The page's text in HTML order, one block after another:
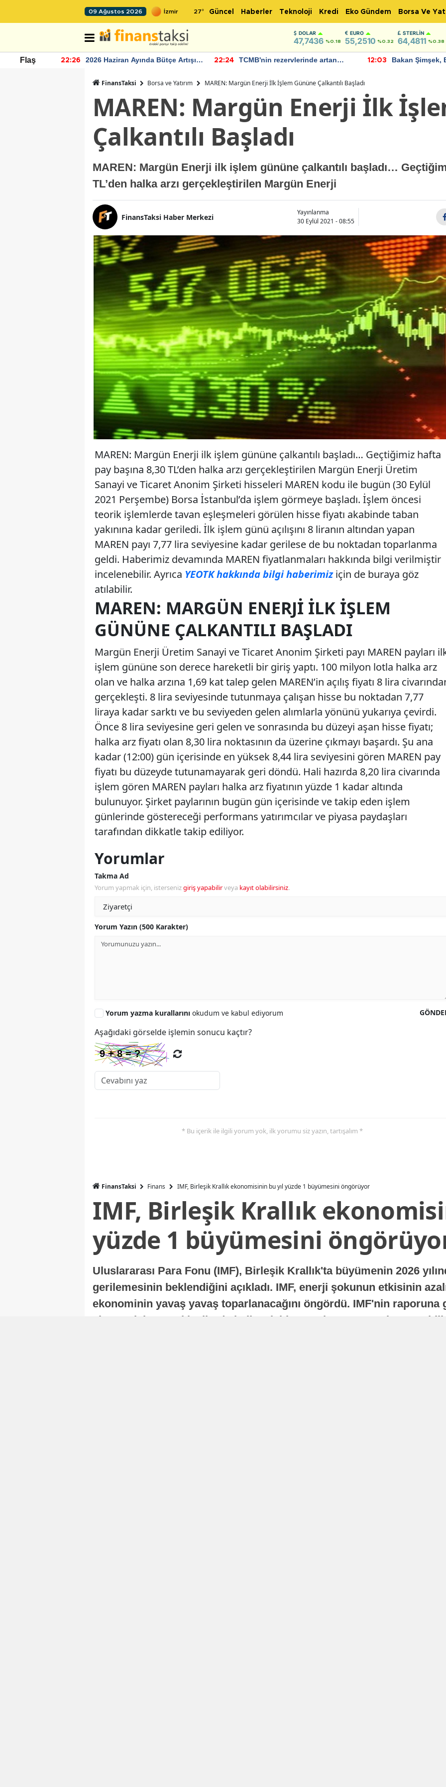
09 Ağustos 2026 27° Güncel Haberler Teknoloji Kredi Eko Gündem Borsa Ve
DOLAR
47,7436 %0.18
EURO
55,2510 %0.32
STERLIN
64,4811 %0.38
Flaş 22:26
2026 Haziran Ayında Bütçe Artışı
22:24
TCMB'nin rezervlerinde artan
12:03
Bakan Şimşek,
FinansTaksi Borsa ve Yatırım MAREN: Margün Enerji İlk İşlem Gününe Çalkantılı Başladı
MAREN: Margün Enerji İlk
Çalkantılı Başladı
MAREN: Margün Enerji ilk işlem gününe çalkantılı başladı…
TL’den halka arzı gerçekleştirilen Margün Enerji
FinansTaksi Haber Merkezi
Yayınlanma
30 Eylül 2021 - 08:55
MAREN: Margün Enerji ilk işlem gününe çalkantılı başladı… Geçtiğimiz hafta
pay başına 8,30 TL’den halka arzı gerçekleştirilen Margün Enerji Üretim
Sanayi ve Ticaret Anonim Şirketi hisseleri MAREN kodu ile bugün (30 Eylül
2021 Perşembe) Borsa İstanbul’da işlem görmeye başladı. İşlem öncesi
teorik işlemlerde tavan eşleşmeleri görülen hisse fiyatı akabinde taban
yakınına kadar geriledi. İlk işlem günü açılışını 8 liranın altından yapan
MAREN payı 7,77 lira seviyesine kadar gerilese de bu noktadan toparlanma
geldi. Haberimiz devamında MAREN fiyatlanmaları hakkında bilgi verilmiştir
incelenebilir. Ayrıca YEOTK hakkında bilgi haberimiziçin de buraya göz
atılabilir.
MAREN: MARGÜN ENERJI İLK İŞLEM
GÜNÜNE ÇALKANTILI BAŞLADI
Margün Enerji Üretim Sanayi ve Ticaret Anonim Şirketi payı MAREN payları
işlem gününe son derece hareketli bir giriş yaptı. 100 milyon lotla halka arz
olan ve halka arzına 1,69 kat talep gelen MAREN’in açılış fiyatı 8 lira
gerçekleşti. 8 lira seviyesinde tutunmaya çalışan hisse bu noktadan 7,77
liraya kadar sarktı ve bu seviyeden gelen alımlarla yönünü yukarıya çevirdi.
Önce 8 lira seviyesine geri gelen ve sonrasında bu düzeyi aşan hisse fiyatı;
halka arz fiyatı olan 8,30 lira noktasının da üzerine çıkmayı başardı. Şu ana
kadar (12:00) gün içerisinde en yüksek 8,44 lira seviyesini gören MAREN pay
fiyatı bu düzeyde tutunamayarak geri döndü. Hali hazırda 8,20 lira civarında
işlem gören MAREN payları halka arz fiyatının yüzde 1 kadar altında
bulunuyor. Şirket paylarının bugün gün içerisinde ve takip eden işlem
günlerinde göstereceği performans yatırımcılar ve piyasa paydaşları
tarafından dikkatle takip ediliyor.
Yorumlar
Takma Ad
Yorum yapmak için, istersenizgiriş yapabilirveya kayıt olabilirsiniz.
Yorum Yazın (500 Karakter)
Yorum yazma kurallarını okudum ve kabul ediyorum
Aşağıdaki görselde işlemin sonucu kaçtır?
* Bu içerik ile ilgili yorum yok, ilk yorumu siz yazın, tartışalım *
FinansTaksi Finans IMF, Birleşik Krallık ekonomisinin bu yıl yüzde 1 büyümesini öngörüyor
IMF, Birleşik Krallık
yüzde 1 büyümesini
Uluslararası Para Fonu (IMF), Birleşik Krallık'ta büyümenin 2026
gerilemesinin beklendiğini açıkladı. IMF, enerji şokunun etkisinin
ekonominin yavaş yavaş toparlanacağını öngördü. IMF'nin raporuna
ekonomisi, sonraki yıllarda istikrarlı bir toparlanma süreci